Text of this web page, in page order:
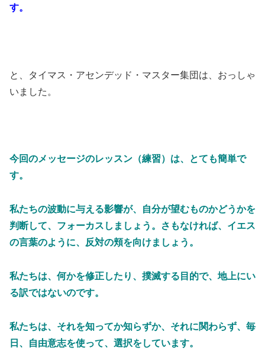
す。
と、タイマス・アセンデッド・マスター集団は、おっしゃ
いました。
今回のメッセージのレッスン（練習）は、とても簡単で
す。
私たちの波動に与える影響が、自分が望むものかどうかを
判断して、フォーカスしましょう。さもなければ、イエス
の言葉のように、反対の頬を向けましょう。
私たちは、何かを修正したり、撲滅する目的で、地上にい
る訳ではないのです。
私たちは、それを知ってか知らずか、それに関わらず、毎
日、自由意志を使って、選択をしています。